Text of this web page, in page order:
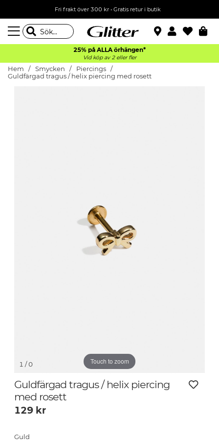
Fri frakt över 300 kr• Gratis retur i butik
25% på ALLA örhängen*
Vid köp av 2 eller fler
Hem Smycken
Piercings
Guldfärgad tragus / helix piercing med rosett
Touch to zoom
1 / 0
Guldfärgad tragus / helix piercing
med rosett
129 kr
Guld